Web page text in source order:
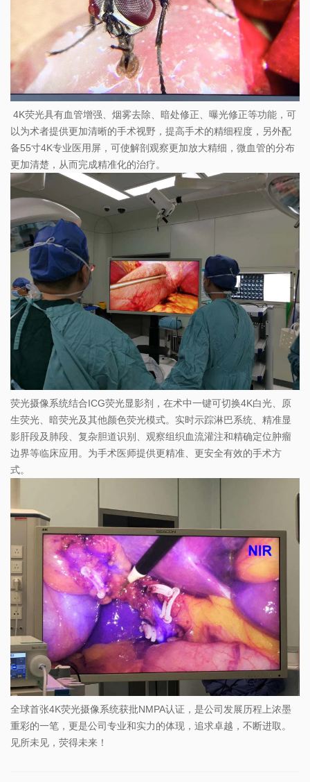
4K荧光具有血管增强、烟雾去除、暗处修正、曝光修正等功能，可
以为术者提供更加清晰的手术视野，提高手术的精细程度，另外配
备55寸4K专业医用屏，可使解剖观察更加放大精细，微血管的分布
更加清楚，从而完成精准化的治疗。
荧光摄像系统结合ICG荧光显影剂，在术中一键可切换4K白光、原
生荧光、暗荧光及其他颜色荧光模式。实时示踪淋巴系统、精准显
影肝段及肺段、复杂胆道识别、观察组织血流灌注和精确定位肿瘤
边界等临床应用。为手术医师提供更精准、更安全有效的手术方
式。
全球首张4K荧光摄像系统获批NMPA认证，是公司发展历程上浓墨
重彩的一笔，更是公司专业和实力的体现，追求卓越，不断进取。
见所未见，荧得未来！